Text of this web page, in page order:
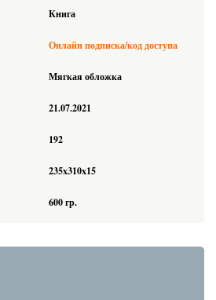
Книга
Онлайн подписка/код доступа
Мягкая обложка
21.07.2021
192
235x310x15
600 гр.